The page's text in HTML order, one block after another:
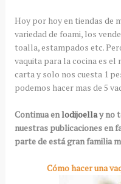
Hoy por hoy en tiendas de
variedad de foami, los
toalla, estampados etc.
vaquita para la cocina es el
carta y solo nos cuesta 1
podemos hacer mas de 5
Continua enlodijoellay no
nuestras publicaciones en
parte de está gran familia
Cómo hacer una